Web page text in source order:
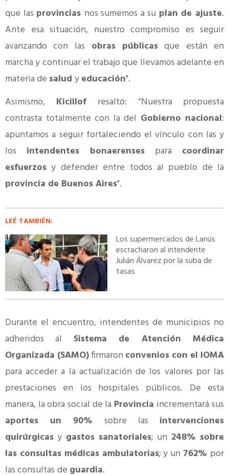
que las provincias nos sumemos a su plan de ajuste.
Ante esa situación, nuestro compromiso es seguir
avanzando con las obras públicas que están en
marcha y continuar el trabajo que llevamos adelante en
materia de salud yeducación".
Asimismo, Kicillof resaltó: “Nuestra propuesta
contrasta totalmente con la del Gobierno nacional:
apuntamos a seguir fortaleciendo el vínculo con las y
los intendentes bonaerenses para coordinar
esfuerzos y defender entre todos al pueblo de la
provincia de Buenos Aires".
LEÉ TAMBIÉN:
Los supermercados de Lanús
escracharon al intendente
Julián Álvarez por la suba de
tasas
Durante el encuentro, intendentes de municipios no
adheridos al Sistema de Atención Médica
Organizada (SAMO)firmaron convenios con el IOMA
para acceder a la actualización de los valores por las
prestaciones en los hospitales públicos. De esta
manera, la obra social de la Provincia incrementará sus
aportes un 90% sobre las intervenciones
quirúrgicas y gastos sanatoriales; un 248% sobre
las consultas médicas ambulatorias; y un 762% por
las consultas de guardia.